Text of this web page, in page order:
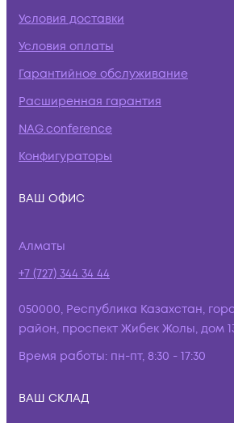
Условия доставки
Условия оплаты
Гарантийное обслуживание
Расширенная гарантия
NAG.conference
Конфигураторы
ВАШ ОФИС
Алматы
+7 (727) 344 34 44
050000, Республика Казахстан,
район, проспект Жибек Жолы, дом
Время работы: пн-пт, 8:30 - 17:30
ВАШ СКЛАД